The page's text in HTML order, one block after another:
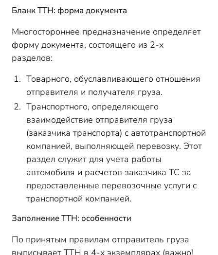
Бланк ТТН: форма документа
Многостороннее предназначение определяет
форму документа, состоящего из 2-х
разделов:
Товарного, обуславливающего отношения
отправителя и получателя груза.
Транспортного, определяющего
взаимодействие отправителя груза
(заказчика транспорта) с автотранспортной
компанией, выполняющей перевозку. Этот
раздел служит для учета работы
автомобиля и расчетов заказчика ТС за
предоставленные перевозочные услуги с
транспортной компанией.
Заполнение ТТН: особенности
По принятым правилам отправитель груза
выписывает ТТН в 4-х экземплярах (важно!